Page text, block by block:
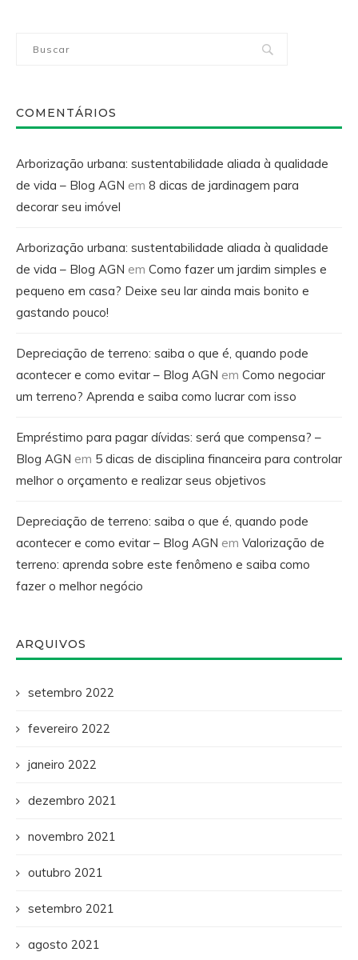
COMENTÁRIOS
Arborização urbana: sustentabilidade aliada à qualidade
de vida – Blog AGN em 8 dicas de jardinagem para
decorar seu imóvel
Arborização urbana: sustentabilidade aliada à qualidade
de vida – Blog AGN em Como fazer um jardim simples e
pequeno em casa? Deixe seu lar ainda mais bonito e
gastando pouco!
Depreciação de terreno: saiba o que é, quando pode
acontecer e como evitar – Blog AGN em Como negociar
um terreno? Aprenda e saiba como lucrar com isso
Empréstimo para pagar dívidas: será que compensa? –
Blog AGN em 5 dicas de disciplina financeira para controlar
melhor o orçamento e realizar seus objetivos
Depreciação de terreno: saiba o que é, quando pode
acontecer e como evitar – Blog AGN em Valorização de
terreno: aprenda sobre este fenômeno e saiba como
fazer o melhor negócio
ARQUIVOS
setembro 2022
fevereiro 2022
janeiro 2022
dezembro 2021
novembro 2021
outubro 2021
setembro 2021
agosto 2021